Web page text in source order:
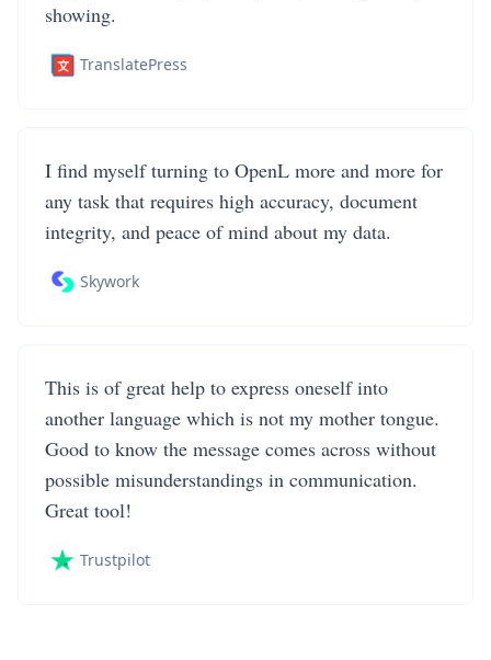
showing.
TranslatePress
I find myself turning to OpenL more and more for
any task that requires high accuracy, document
integrity, and peace of mind about my data.
Skywork
This is of great help to express oneself into
another language which is not my mother tongue.
Good to know the message comes across without
possible misunderstandings in communication.
Great tool!
Trustpilot